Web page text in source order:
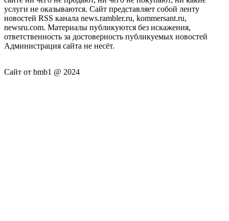
услуги не оказываются. Сайт представляет собой ленту
новостей RSS канала news.rambler.ru, kommersant.ru,
newsru.com. Материалы публикуются без искажения,
ответственность за достоверность публикуемых новостей
Администрация сайта не несёт.
Сайт от bmb1 @ 2024